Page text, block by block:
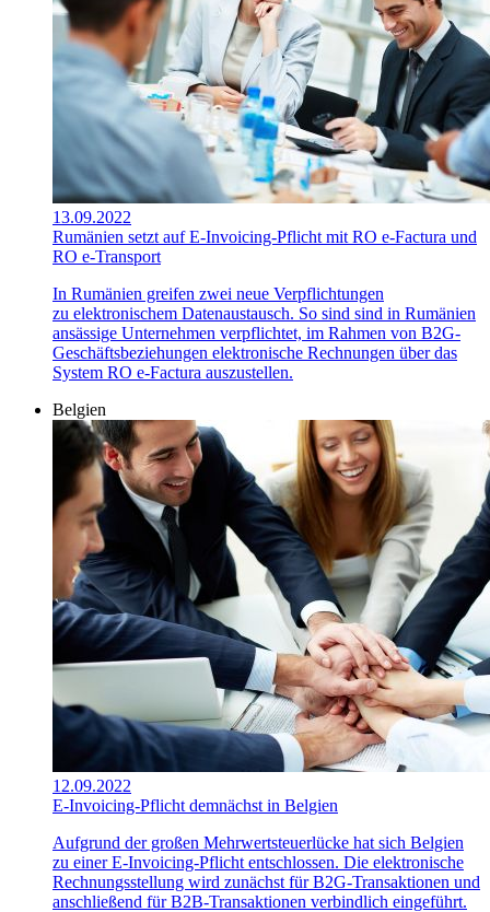
13.09.2022
Rumänien setzt auf E-Invoicing-Pflicht mit RO e-Factura und
RO e-Transport
In Rumänien greifen zwei neue Verpflichtungen
zu elektronischem Datenaustausch. So sind sind in Rumänien
ansässige Unternehmen verpflichtet, im Rahmen von B2G-
Geschäftsbeziehungen elektronische Rechnungen über das
System RO e-Factura auszustellen.
Belgien
12.09.2022
E-Invoicing-Pflicht demnächst in Belgien
Aufgrund der großen Mehrwertsteuerlücke hat sich Belgien
zu einer E-Invoicing-Pflicht entschlossen. Die elektronische
Rechnungsstellung wird zunächst für B2G-Transaktionen und
anschließend für B2B-Transaktionen verbindlich eingeführt.